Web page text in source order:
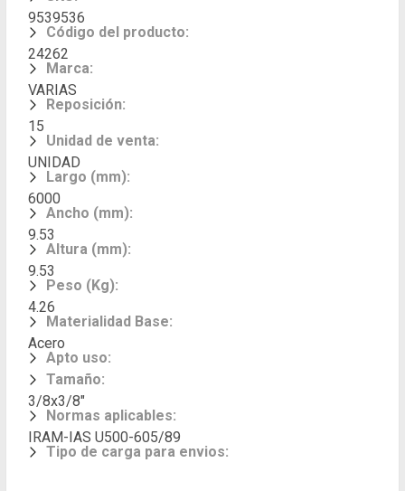
9539536
Código del producto:
24262
Marca:
VARIAS
Reposición:
15
Unidad de venta:
UNIDAD
Largo (mm):
6000
Ancho (mm):
9.53
Altura (mm):
9.53
Peso (Kg):
4.26
Materialidad Base:
Acero
Apto uso:
Tamaño:
3/8x3/8"
Normas aplicables:
IRAM-IAS U500-605/89
Tipo de carga para envios: